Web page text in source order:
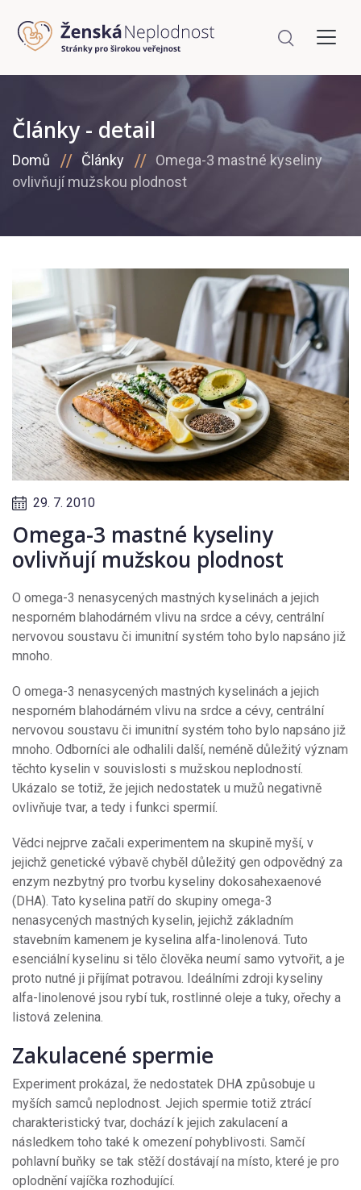
Články - detail
Domů Články
Omega-3 mastné kyseliny
ovlivňují mužskou plodnost
29. 7. 2010
Omega-3 mastné kyseliny
ovlivňují mužskou plodnost
O omega-3 nenasycených mastných kyselinách a jejich
nesporném blahodárném vlivu na srdce a cévy, centrální
nervovou soustavu či imunitní systém toho bylo napsáno již
mnoho.
O omega-3 nenasycených mastných kyselinách a jejich
nesporném blahodárném vlivu na srdce a cévy, centrální
nervovou soustavu či imunitní systém toho bylo napsáno již
mnoho. Odborníci ale odhalili další, neméně důležitý význam
těchto kyselin v souvislosti s mužskou neplodností.
Ukázalo se totiž, že jejich nedostatek u mužů negativně
ovlivňuje tvar, a tedy i funkci spermií.
Vědci nejprve začali experimentem na skupině myší, v
jejichž genetické výbavě chyběl důležitý gen odpovědný za
enzym nezbytný pro tvorbu kyseliny dokosahexaenové
(DHA). Tato kyselina patří do skupiny omega-3
nenasycených mastných kyselin, jejichž základním
stavebním kamenem je kyselina alfa-linolenová. Tuto
esenciální kyselinu si tělo člověka neumí samo vytvořit, a je
proto nutné ji přijímat potravou. Ideálními zdroji kyseliny
alfa-linolenové jsou rybí tuk, rostlinné oleje a tuky, ořechy a
listová zelenina.
Zakulacené spermie
Experiment prokázal, že nedostatek DHA způsobuje u
myších samců neplodnost. Jejich spermie totiž ztrácí
charakteristický tvar, dochází k jejich zakulacení a
následkem toho také k omezení pohyblivosti. Samčí
pohlavní buňky se tak stěží dostávají na místo, které je pro
oplodnění vajíčka rozhodující.